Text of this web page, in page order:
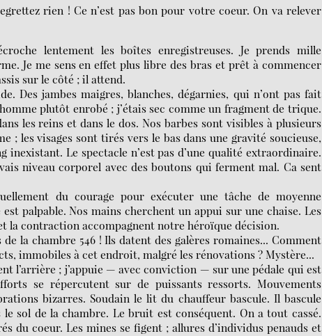
rien ! Ce n’est pas bon pour votre coeur. On va relever
lentement les boîtes enregistreuses. Je prends mille
Je me sens en effet plus libre des bras et prêt à commencer
sur le côté ; il attend.
Des jambes maigres, blanches, dégarnies, qui n’ont pas fait
plutôt enrobé ; j’étais sec comme un fragment de trique.
les reins et dans le dos. Nos barbes sont visibles à plusieurs
; les visages sont tirés vers le bas dans une gravité soucieuse,
inexistant. Le spectacle n’est pas d’une qualité extraordinaire.
niveau corporel avec des boutons qui ferment mal. Ca sent
du courage pour exécuter une tâche de moyenne
palpable. Nos mains cherchent un appui sur une chaise. Les
la contraction accompagnent notre héroïque décision.
la chambre 546 ! Ils datent des galères romaines... Comment
immobiles à cet endroit, malgré les rénovations ? Mystère...
l’arrière ; j’appuie — avec conviction — sur une pédale qui est
se répercutent sur de puissants ressorts. Mouvements
bizarres. Soudain le lit du chauffeur bascule. Il bascule
sol de la chambre. Le bruit est conséquent. On a tout cassé.
du coeur. Les mines se figent ; allures d’individus penauds et